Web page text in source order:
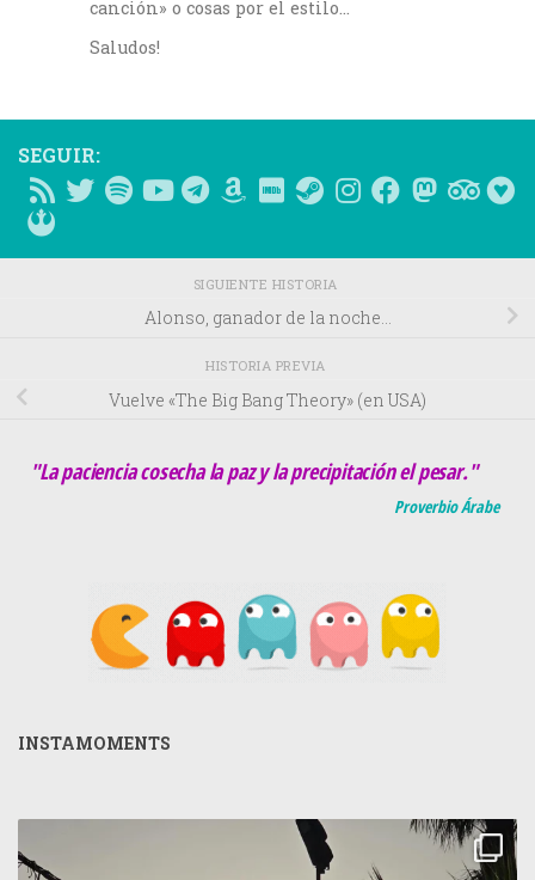
canción» o cosas por el estilo…
Saludos!
SEGUIR:
SIGUIENTE HISTORIA
Alonso, ganador de la noche…
HISTORIA PREVIA
Vuelve «The Big Bang Theory» (en USA)
"La paciencia cosecha la paz y la precipitación el pesar."
Proverbio Árabe
INSTAMOMENTS